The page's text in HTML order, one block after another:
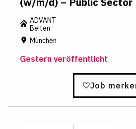
ADVANT
Beiten
München
Gestern veröffentlicht
Job